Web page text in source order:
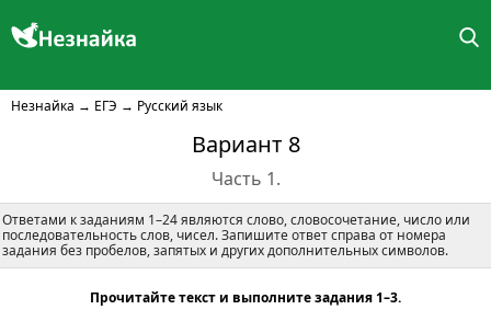
Незнайка → ЕГЭ → Русский язык
Вариант 8
Часть 1.
Ответами к заданиям 1–24 являются слово, словосочетание, число или
последовательность слов, чисел. Запишите ответ справа от номера
задания без пробелов, запятых и других дополнительных символов.
Прочитайте текст и выполните задания 1–3.